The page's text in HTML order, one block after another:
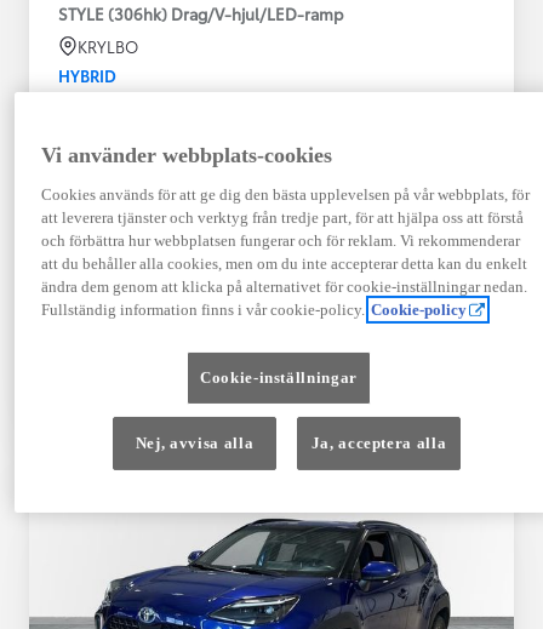
STYLE (306hk) Drag/V-hjul/LED-ramp
KRYLBO
HYBRID
09-2023
Hybrid Bensin
Automat
Visa mer
409 900 kr
Från 4 920 kr/mån
Kontakta återförsäljare
Vi använder webbplats-cookies
Cookies används för att ge dig den bästa upplevelsen på vår webbplats, för
att leverera tjänster och verktyg från tredje part, för att hjälpa oss att förstå
och förbättra hur webbplatsen fungerar och för reklam. Vi rekommenderar
att du behåller alla cookies, men om du inte accepterar detta kan du enkelt
ändra dem genom att klicka på alternativet för cookie-inställningar nedan.
Fullständig information finns i vår cookie-policy. Cookie-policy
Cookie-inställningar
Nej, avvisa alla Ja, acceptera alla